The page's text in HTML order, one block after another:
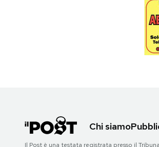
Area Personale
Newsletter
Chi siamo
Il Post è una testata registrata presso il